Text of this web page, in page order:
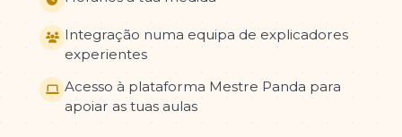
Integração numa equipa de explicadores
experientes
Acesso à plataforma Mestre Panda para
apoiar as tuas aulas